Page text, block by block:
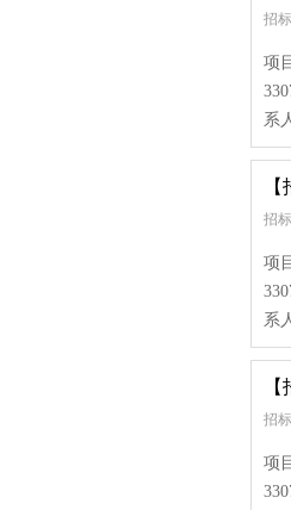
招
项
系
招
项
系
招
项